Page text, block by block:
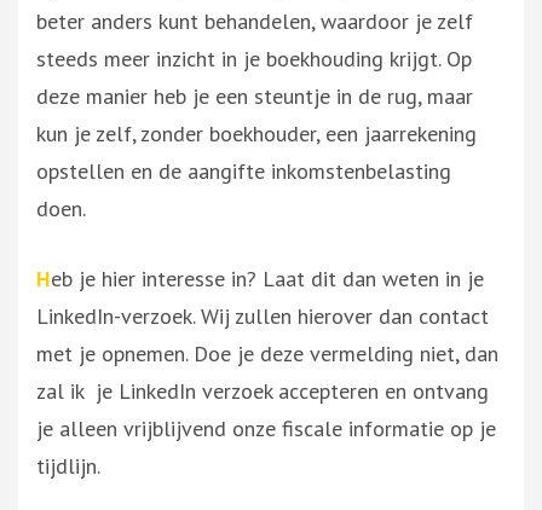
beter anders kunt behandelen, waardoor je zelf
steeds meer inzicht in je boekhouding krijgt. Op
deze manier heb je een steuntje in de rug, maar
kun je zelf, zonder boekhouder, een jaarrekening
opstellen en de aangifte inkomstenbelasting
doen.
Heb je hier interesse in? Laat dit dan weten in je
LinkedIn-verzoek. Wij zullen hierover dan contact
met je opnemen. Doe je deze vermelding niet, dan
zal ik je LinkedIn verzoek accepteren en ontvang
je alleen vrijblijvend onze fiscale informatie op je
tijdlijn.